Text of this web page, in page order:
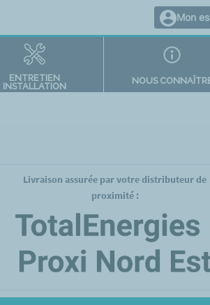
Mon
ENTRETIEN
INSTALLATION
NOUS
Livraison assurée par votre distributeur de
proximité :